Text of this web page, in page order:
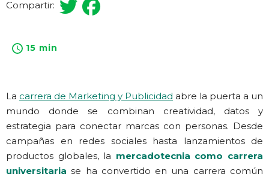
Compartir:
15 min
La carrera de Marketing y Publicidad abre la puerta a un
mundo donde se combinan creatividad, datos y
estrategia para conectar marcas con personas. Desde
campañas en redes sociales hasta lanzamientos de
productos globales, la mercadotecnia como carrera
universitaria se ha convertido en una carrera común